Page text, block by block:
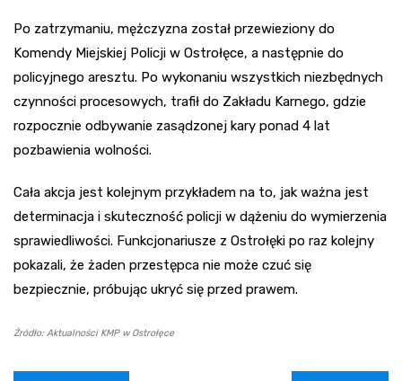
Po zatrzymaniu, mężczyzna został przewieziony do
Komendy Miejskiej Policji w Ostrołęce, a następnie do
policyjnego aresztu. Po wykonaniu wszystkich niezbędnych
czynności procesowych, trafił do Zakładu Karnego, gdzie
rozpocznie odbywanie zasądzonej kary ponad 4 lat
pozbawienia wolności.
Cała akcja jest kolejnym przykładem na to, jak ważna jest
determinacja i skuteczność policji w dążeniu do wymierzenia
sprawiedliwości. Funkcjonariusze z Ostrołęki po raz kolejny
pokazali, że żaden przestępca nie może czuć się
bezpiecznie, próbując ukryć się przed prawem.
Źródło: Aktualności KMP w Ostrołęce